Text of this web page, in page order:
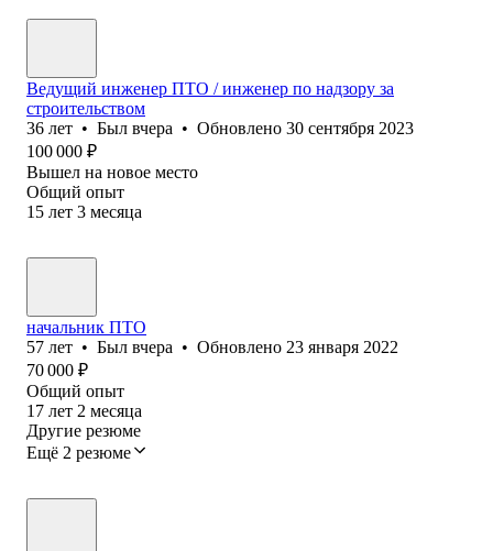
Ведущий инженер ПТО / инженер по надзору за
строительством
36 лет • Был вчера • Обновлено 30 сентября 2023
100 000 ₽
Вышел на новое место
Общий опыт
15 лет 3 месяца
начальник ПТО
57 лет • Был вчера • Обновлено 23 января 2022
70 000 ₽
Общий опыт
17 лет 2 месяца
Другие резюме
Ещё 2 резюме